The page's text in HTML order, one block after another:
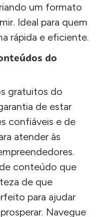
um formato
Ideal para quem
rápida e eficiente.
do
gratuitos do
de estar
confiáveis e de
atender às
conteúdo que
de que
para ajudar
Navegue